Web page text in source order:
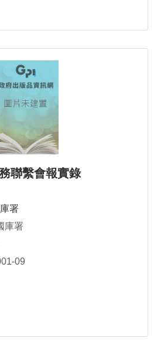
聯繫會報實錄
署
庫署
09